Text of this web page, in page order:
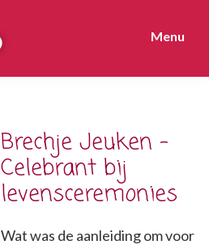
Menu
Brechje Jeuken -
Celebrant bij
levensceremonies
Wat was de aanleiding om voor